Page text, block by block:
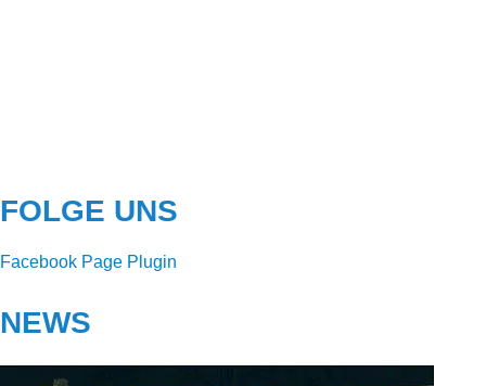
FOLGE UNS
Facebook Page Plugin
NEWS